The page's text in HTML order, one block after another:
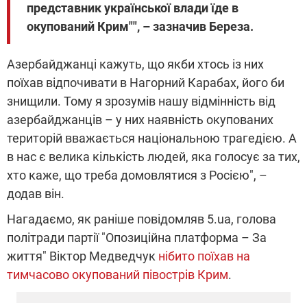
представник української влади їде в
окупований Крим"", – зазначив Береза.
Азербайджанці кажуть, що якби хтось із них
поїхав відпочивати в Нагорний Карабах, його би
знищили. Тому я зрозумів нашу відмінність від
азербайджанців – у них наявність окупованих
територій вважається національною трагедією. А
в нас є велика кількість людей, яка голосує за тих,
хто каже, що треба домовлятися з Росією", –
додав він.
Нагадаємо, як раніше повідомляв 5.ua, голова
політради партії "Опозиційна платформа – За
життя" Віктор Медведчук нібито поїхав на
тимчасово окупований півострів Крим.